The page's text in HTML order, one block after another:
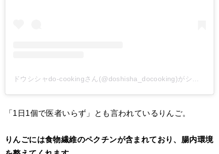
「1日1個で医者いらず」とも言われているりんご。
りんごには食物繊維のペクチンが含まれており、腸内環境